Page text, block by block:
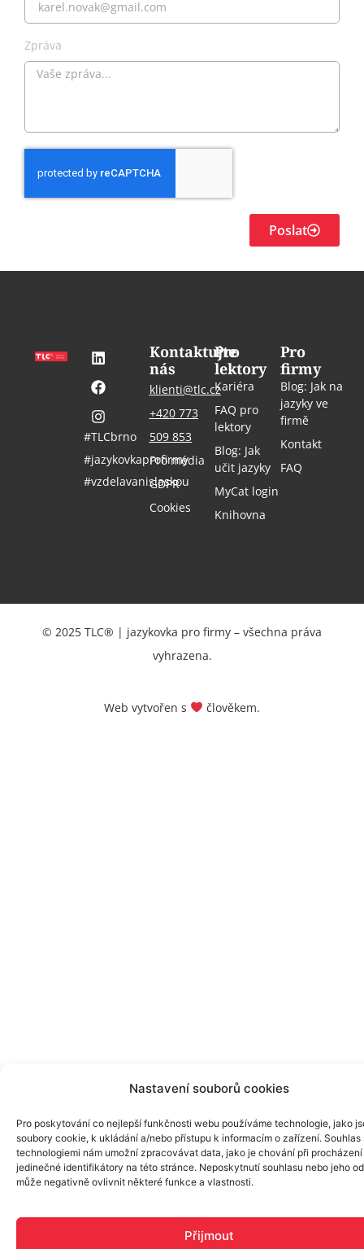
Nastavení souborů cookies
Pro poskytování co nejlepší funkčnosti webu používáme technologie, jako
soubory cookie, k ukládání a/nebo přístupu k informacím o zařízení. Souhlas
technologiemi nám umožní zpracovávat data, jako je chování při
jedinečné identifikátory na této stránce. Neposkytnutí souhlasu nebo jeho
může negativně ovlivnit některé funkce a vlastnosti.
Přijmout
Zpráva
Poslat
Pro
firmy
Blog: Jak na
jazyky ve
firmě
Kontakt
FAQ
Pro
lektory
Kariéra
FAQ pro
lektory
Blog: Jak
učit jazyky
MyCat login
Knihovna
Kontaktujte
nás
klienti@tlc.cz
+420 773
509 853
Pro média
GDPR
Cookies
#TLCbrno
#jazykovkaprofirmy
#vzdelavanislaskou
© 2025 TLC® | jazykovka pro firmy – všechna práva
vyhrazena.
Web vytvořen s člověkem.